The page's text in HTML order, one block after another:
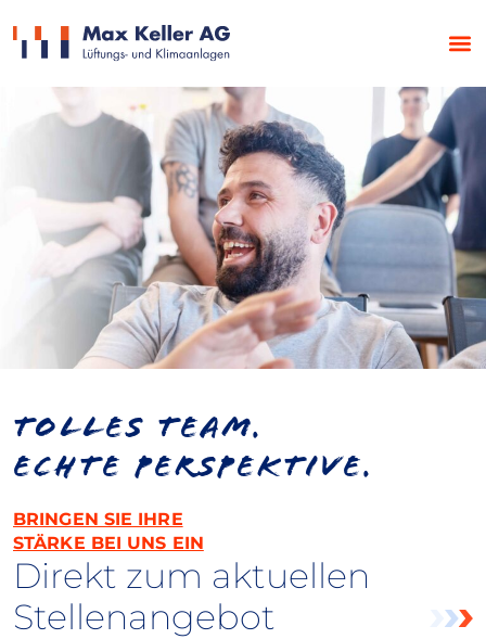
Tolles Team.
Echte Perspektive.
BRINGEN SIE IHRE
STÄRKE BEI UNS EIN
Direkt zum aktuellen
Stellenangebot